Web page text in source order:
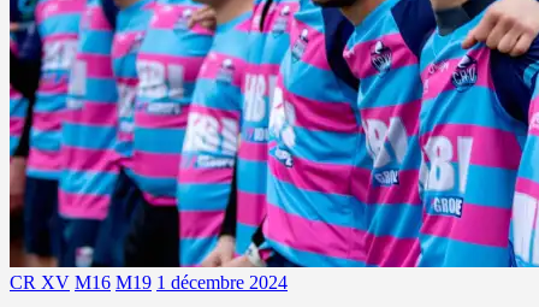
CR XV M16 M19 1 décembre 2024